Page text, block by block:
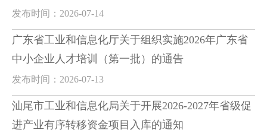
发布时间：2026-07-14
广东省工业和信息化厅关于组织实施2026年广东省
中小企业人才培训（第一批）的通告
发布时间：2026-07-13
汕尾市工业和信息化局关于开展2026-2027年省级促
进产业有序转移资金项目入库的通知